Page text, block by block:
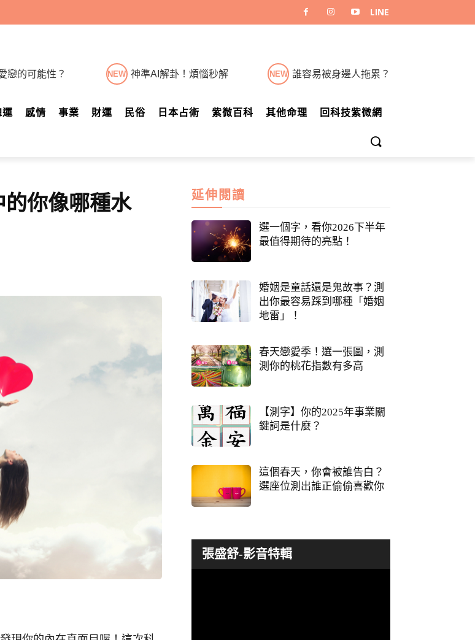
戀的可能性？ NEW 神準AI解卦！煩惱秒解 NEW 誰容易被身邊人拖累？
運 感情 事業 財運 民俗 日本占術 紫微百科 其他命理 回科技紫微網
你像哪種水
延伸閱讀
選一個字，看你2026下半年
最值得期待的亮點！
婚姻是童話還是鬼故事？測
出你最容易踩到哪種「婚姻
地雷」！
春天戀愛季！選一張圖，測
測你的桃花指數有多高
【測字】你的2025年事業關
鍵詞是什麼？
這個春天，你會被誰告白？
選座位測出誰正偷偷喜歡你
張盛舒-影音特輯